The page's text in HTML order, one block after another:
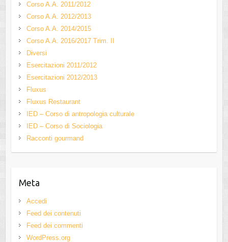
Corso A.A. 2011/2012
Corso A.A. 2012/2013
Corso A.A. 2014/2015
Corso A.A. 2016/2017 Trim. II
Diversi
Esercitazioni 2011/2012
Esercitazioni 2012/2013
Fluxus
Fluxus Restaurant
IED – Corso di antropologia culturale
IED – Corso di Sociologia
Racconti gourmand
Meta
Accedi
Feed dei contenuti
Feed dei commenti
WordPress.org